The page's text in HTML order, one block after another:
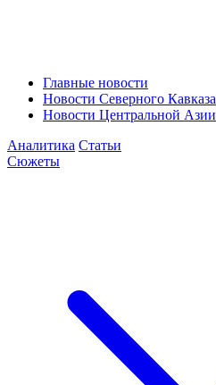
Главные новости
Новости Северного Кавказа
Новости Центральной Азии
Аналитика Статьи
Сюжеты